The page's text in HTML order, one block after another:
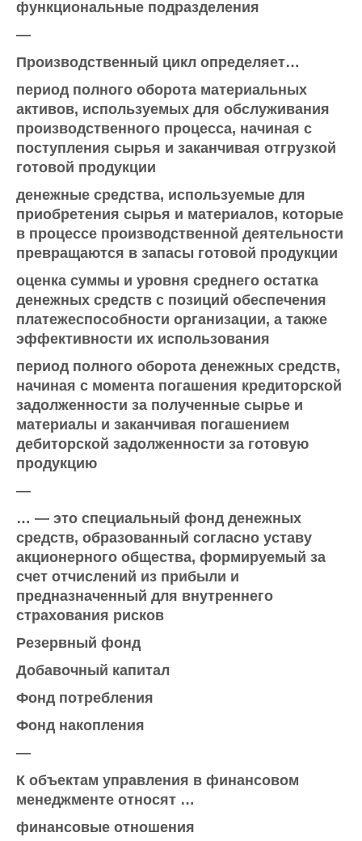
функциональные подразделения
—
Производственный цикл определяет…
период полного оборота материальных
активов, используемых для обслуживания
производственного процесса, начиная с
поступления сырья и заканчивая отгрузкой
готовой продукции
денежные средства, используемые для
приобретения сырья и материалов, которые
в процессе производственной деятельности
превращаются в запасы готовой продукции
оценка суммы и уровня среднего остатка
денежных средств с позиций обеспечения
платежеспособности организации, а также
эффективности их использования
период полного оборота денежных средств,
начиная с момента погашения кредиторской
задолженности за полученные сырье и
материалы и заканчивая погашением
дебиторской задолженности за готовую
продукцию
—
… — это специальный фонд денежных
средств, образованный согласно уставу
акционерного общества, формируемый за
счет отчислений из прибыли и
предназначенный для внутреннего
страхования рисков
Резервный фонд
Добавочный капитал
Фонд потребления
Фонд накопления
—
К объектам управления в финансовом
менеджменте относят …
финансовые отношения